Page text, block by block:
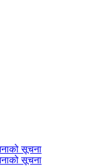
सूचना
सूचना